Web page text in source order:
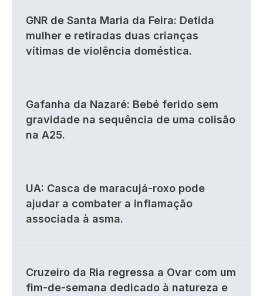
GNR de Santa Maria da Feira: Detida
mulher e retiradas duas crianças
vítimas de violência doméstica.
Gafanha da Nazaré: Bebé ferido sem
gravidade na sequência de uma colisão
na A25.
UA: Casca de maracujá-roxo pode
ajudar a combater a inflamação
associada à asma.
Cruzeiro da Ria regressa a Ovar com um
fim-de-semana dedicado à natureza e